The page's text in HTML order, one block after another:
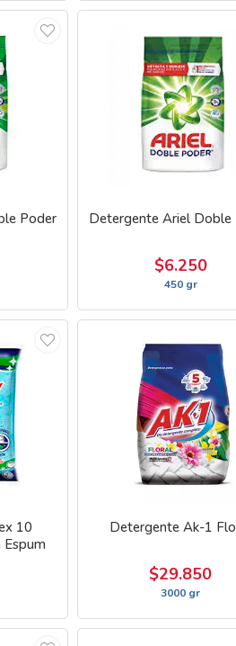
Poder Detergente Ariel Doble
$6.250
450 gr
10
Detergente Ak-1
$29.850
3000 gr